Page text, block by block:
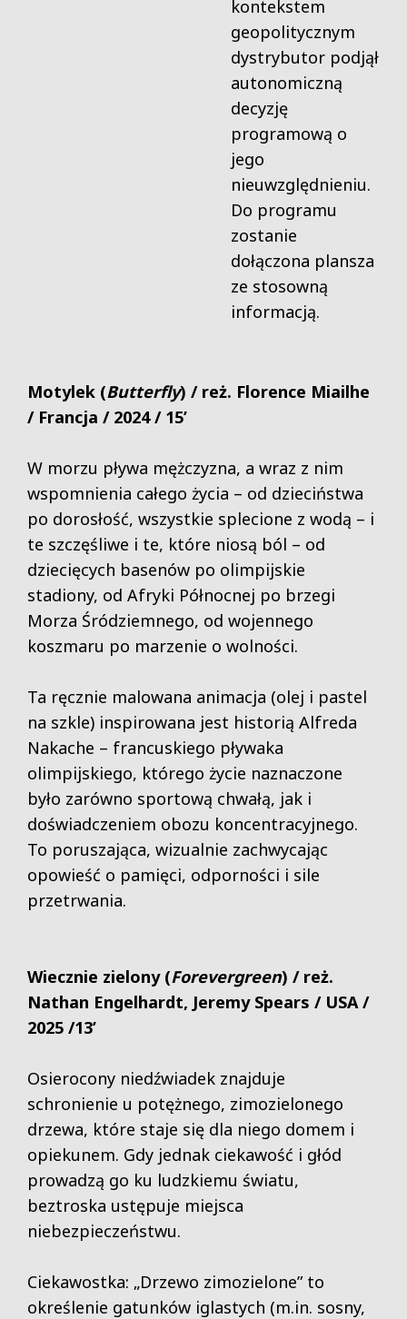
kontekstem
geopolitycznym
dystrybutor podjął
autonomiczną
decyzję
programową o
jego
nieuwzględnieniu.
Do programu
zostanie
dołączona plansza
ze stosowną
informacją.
Motylek (Butterfly) / reż. Florence Miailhe
/ Francja / 2024 / 15’
W morzu pływa mężczyzna, a wraz z nim
wspomnienia całego życia – od dzieciństwa
po dorosłość, wszystkie splecione z wodą – i
te szczęśliwe i te, które niosą ból – od
dziecięcych basenów po olimpijskie
stadiony, od Afryki Północnej po brzegi
Morza Śródziemnego, od wojennego
koszmaru po marzenie o wolności.
Ta ręcznie malowana animacja (olej i pastel
na szkle) inspirowana jest historią Alfreda
Nakache – francuskiego pływaka
olimpijskiego, którego życie naznaczone
było zarówno sportową chwałą, jak i
doświadczeniem obozu koncentracyjnego.
To poruszająca, wizualnie zachwycając
opowieść o pamięci, odporności i sile
przetrwania.
Wiecznie zielony (Forevergreen) / reż.
Nathan Engelhardt, Jeremy Spears / USA /
2025 /13’
Osierocony niedźwiadek znajduje
schronienie u potężnego, zimozielonego
drzewa, które staje się dla niego domem i
opiekunem. Gdy jednak ciekawość i głód
prowadzą go ku ludzkiemu światu,
beztroska ustępuje miejsca
niebezpieczeństwu.
Ciekawostka: „Drzewo zimozielone” to
określenie gatunków iglastych (m.in. sosny,